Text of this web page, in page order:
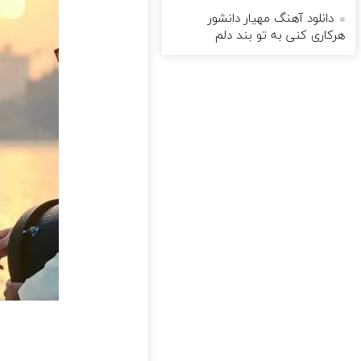
دانلود آهنگ مهیار دانشور
هرکاری کنی به تو بند دلم